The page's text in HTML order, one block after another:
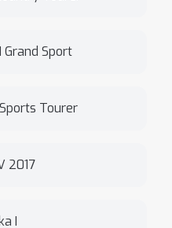
Grand Sport
Tourer
2017
I